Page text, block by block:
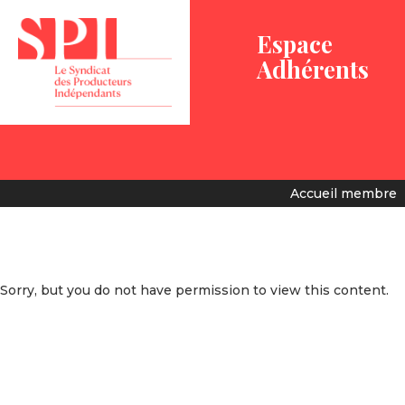
Espace
Adhérents
Accueil membre
Sorry, but you do not have permission to view this content.